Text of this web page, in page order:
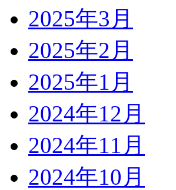
2025年3月
2025年2月
2025年1月
2024年12月
2024年11月
2024年10月